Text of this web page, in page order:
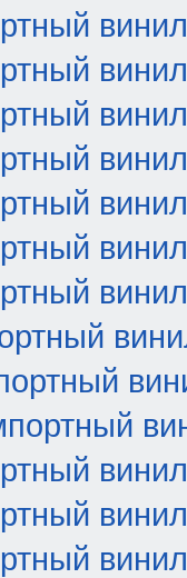
винил
винил
винил
винил
винил
винил
винил
винил
винил
винил